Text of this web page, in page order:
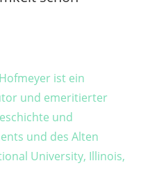
ist ein
und emeritierter
und
und des Alten
University, Illinois,